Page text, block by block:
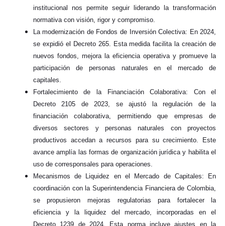
institucional nos permite seguir liderando la transformación
normativa con visión, rigor y compromiso.
La modernización de Fondos de Inversión Colectiva: En 2024,
se expidió el Decreto 265. Esta medida facilita la creación de
nuevos fondos, mejora la eficiencia operativa y promueve la
participación de personas naturales en el mercado de
capitales.
Fortalecimiento de la Financiación Colaborativa: Con el
Decreto 2105 de 2023, se ajustó la regulación de la
financiación colaborativa, permitiendo que empresas de
diversos sectores y personas naturales con proyectos
productivos accedan a recursos para su crecimiento. Este
avance amplía las formas de organización jurídica y habilita el
uso de corresponsales para operaciones.
Mecanismos de Liquidez en el Mercado de Capitales: En
coordinación con la Superintendencia Financiera de Colombia,
se propusieron mejoras regulatorias para fortalecer la
eficiencia y la liquidez del mercado, incorporadas en el
Decreto 1239 de 2024. Esta norma incluye ajustes en la